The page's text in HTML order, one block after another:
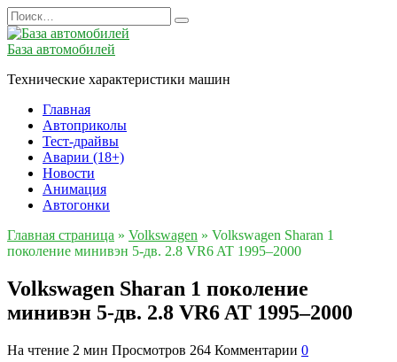
Перейти
к
содержанию
Search
for:
База автомобилей
Технические характеристики машин
Главная
Автоприколы
Тест-драйвы
Аварии (18+)
Новости
Анимация
Автогонки
Главная страница » Volkswagen » Volkswagen Sharan 1
поколение минивэн 5-дв. 2.8 VR6 AT 1995–2000
Volkswagen Sharan 1 поколение
минивэн 5-дв. 2.8 VR6 AT 1995–2000
На чтение 2 мин Просмотров 264 Комментарии 0